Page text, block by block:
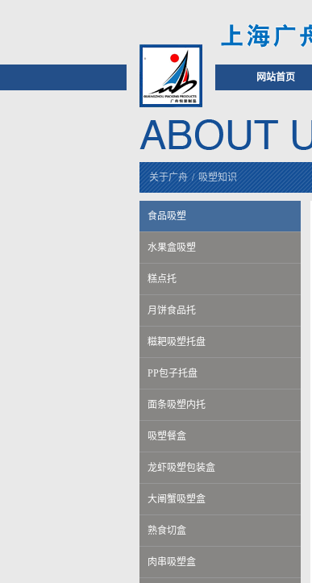
网站首页
关于广舟 / 吸塑知识
食品吸塑
水果盒吸塑
糕点托
月饼食品托
糍耙吸塑托盘
PP包子托盘
面条吸塑内托
吸塑餐盒
龙虾吸塑包装盒
大阐蟹吸塑盒
熟食切盒
肉串吸塑盒